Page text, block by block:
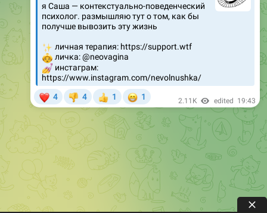
я Саша — контекстуально-поведенческий
психолог. размышляю тут о том, как бы
получше вывозить эту жизнь
личная терапия: https://support.wtf
личка: @neovagina
инстаграм:
https://www.instagram.com/nevolnushka/
4 4
👍
1
😁
1 2.11K edited 19:43